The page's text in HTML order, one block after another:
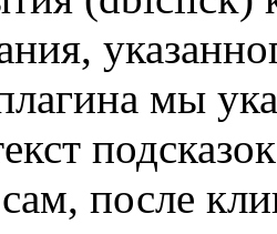
мы
сам, после